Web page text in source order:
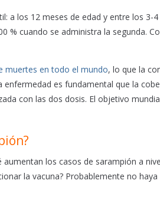
a los 12 meses de edad y entre los 3-
% cuando se administra la segunda.
muertes en todo el mundo, lo que la
es fundamental que la
con las dos dosis. El objetivo
los casos de sarampión a
la vacuna? Probablemente no haya